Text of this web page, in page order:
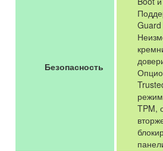
Безопасность
TPM,